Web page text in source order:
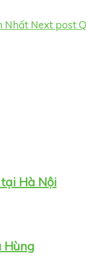
Nhất Next post
Hà Nội
Hùng